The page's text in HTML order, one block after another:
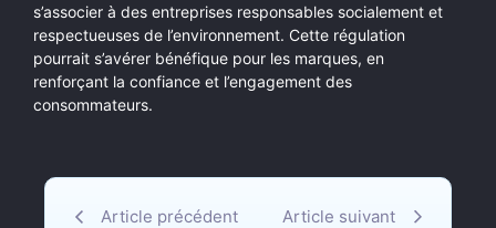
s’associer à des entreprises responsables socialement et
respectueuses de l’environnement. Cette régulation
pourrait s’avérer bénéfique pour les marques, en
renforçant la confiance et l’engagement des
consommateurs.
Article précédent Article suivant